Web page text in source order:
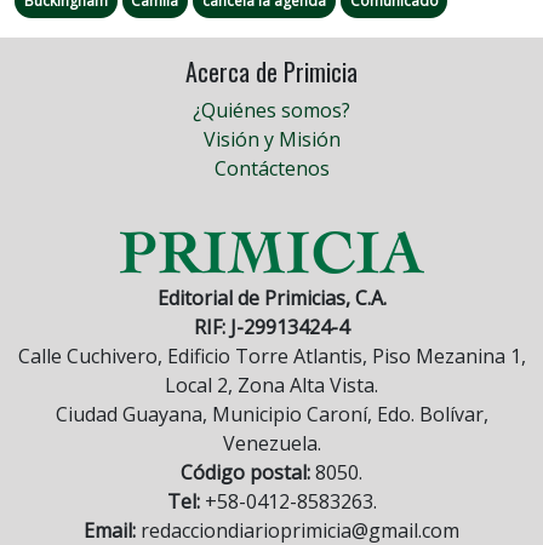
Acerca de Primicia
¿Quiénes somos?
Visión y Misión
Contáctenos
Editorial de Primicias, C.A.
RIF: J-29913424-4
Calle Cuchivero, Edificio Torre Atlantis, Piso Mezanina 1,
Local 2, Zona Alta Vista.
Ciudad Guayana, Municipio Caroní, Edo. Bolívar,
Venezuela.
Código postal:8050.
Tel:+58-0412-8583263.
Email: redacciondiarioprimicia@gmail.com